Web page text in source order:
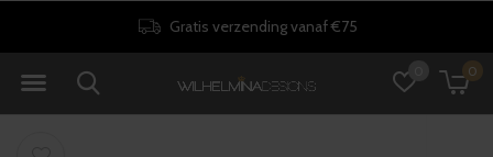
0
Gratis verzending vanaf €75